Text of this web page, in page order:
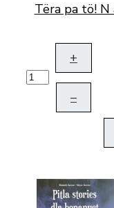
Tëra pa tö! N
+
–